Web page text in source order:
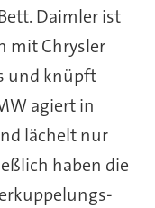
Daimler ist
mit Chrysler
und knüpft
agiert in
lächelt nur
haben die